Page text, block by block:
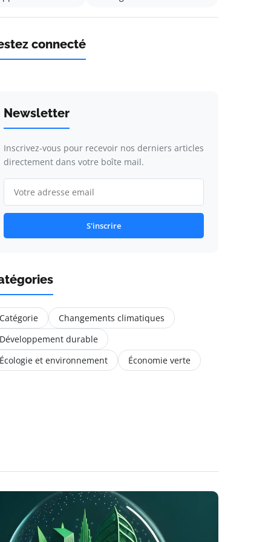
connecté
Newsletter
Inscrivez-vous pour recevoir nos derniers articles
directement dans votre boîte mail.
S'inscrire
Changements climatiques
durable
et environnement
Économie verte